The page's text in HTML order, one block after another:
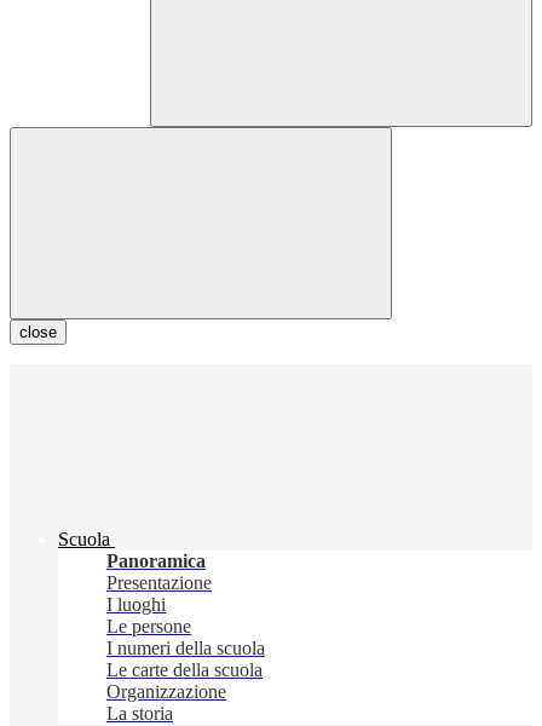
close
Scuola
Panoramica
Presentazione
I luoghi
Le persone
I numeri della scuola
Le carte della scuola
Organizzazione
La storia